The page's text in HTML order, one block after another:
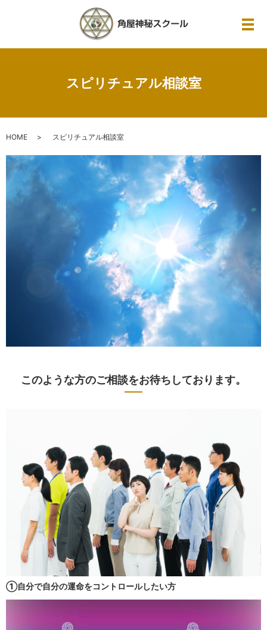
メ
スピリチュアル相談室
HOME スピリチュアル相談室
このような方のご相談をお待ちしております。
①自分で自分の運命をコントロールしたい方